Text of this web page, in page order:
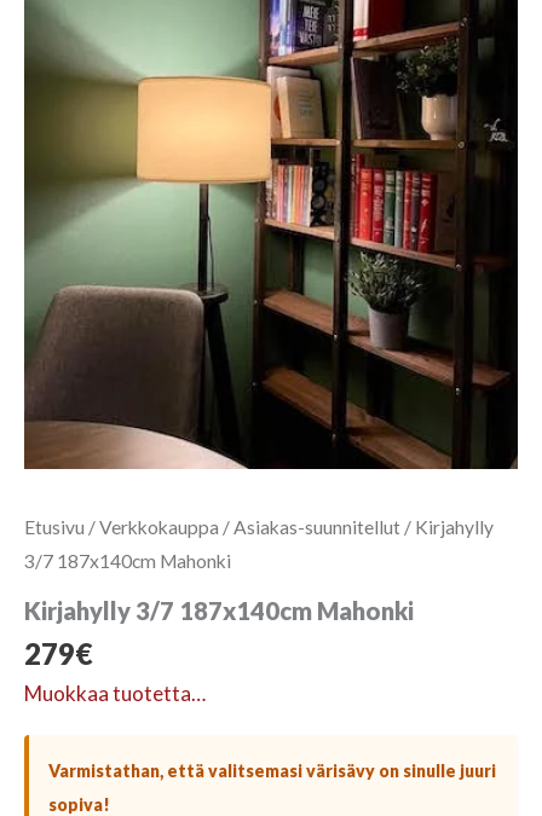
Etusivu /Verkkokauppa / Asiakas-suunnitellut / Kirjahylly
3/7 187x140cm Mahonki
Kirjahylly 3/7 187x140cm Mahonki
279€
Muokkaa tuotetta…
Varmistathan, että valitsemasi värisävy on sinulle juuri
sopiva!